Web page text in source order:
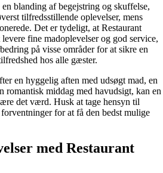
blanding af begejstring og skuffelse,
tilfredsstillende oplevelser, mens
Det er tydeligt, at Restaurant
fine madoplevelser og god service,
på visse områder for at sikre en
hos alle gæster.
en hyggelig aften med udsøgt mad, en
romantisk middag med havudsigt, kan en
det værd. Husk at tage hensyn til
for at få den bedst mulige
med Restaurant